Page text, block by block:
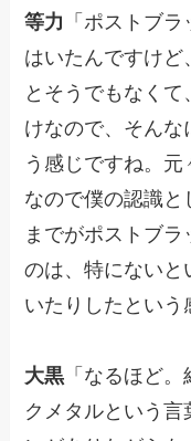
等力 「ポストブ
はいたんですけど
とそうでもなく
けなので、そんな
う感じですね。元
なので僕の認識と
までがポストブ
のは、特にないと
いたりしたという
大黒 「なるほど
クメタルという言